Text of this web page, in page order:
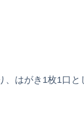
、はがき1枚1口と